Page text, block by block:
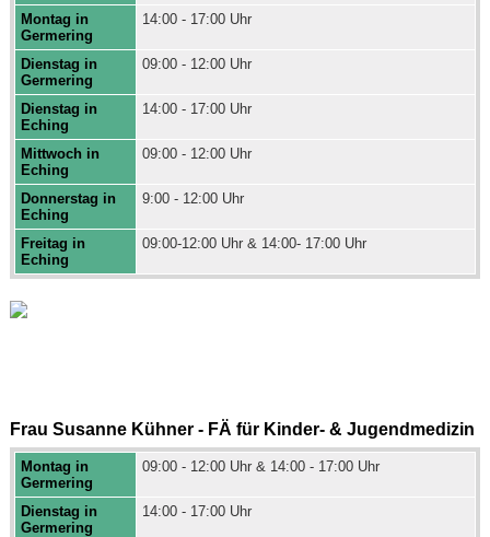
Montag in
Germering
14:00 - 17:00 Uhr
Dienstag in
Germering
09:00 - 12:00 Uhr
Dienstag in
Eching
14:00 - 17:00 Uhr
Mittwoch in
Eching
09:00 - 12:00 Uhr
Donnerstag in
Eching
9:00 - 12:00 Uhr
Freitag in
Eching
09:00-12:00 Uhr & 14:00- 17:00 Uhr
Frau Susanne Kühner - FÄ für Kinder- & Jugendmedizin
Montag in
Germering
09:00 - 12:00 Uhr & 14:00 - 17:00 Uhr
Dienstag in
Germering
14:00 - 17:00 Uhr